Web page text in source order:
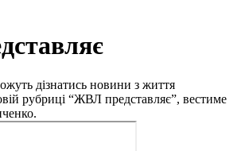
дізнатись новини з життя
рубриці “ЖВЛ представляє”, вестиме